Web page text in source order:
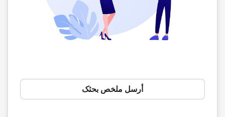
أرسل ملخص بحثک